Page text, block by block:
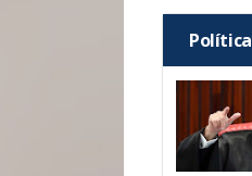
Política